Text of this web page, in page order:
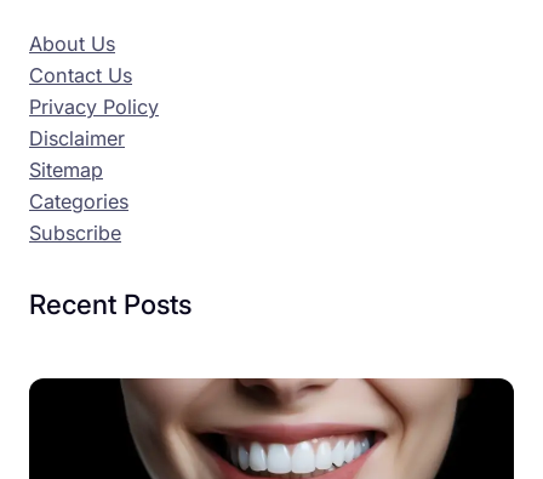
About Us
Contact Us
Privacy Policy
Disclaimer
Sitemap
Categories
Subscribe
Recent Posts